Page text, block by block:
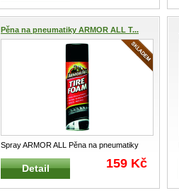
Pěna na pneumatiky ARMOR ALL T...
Spray ARMOR ALL Pěna na pneumatiky
TIRE FOAM 500 ml Pěna speciálně v
...
Detail 159 Kč